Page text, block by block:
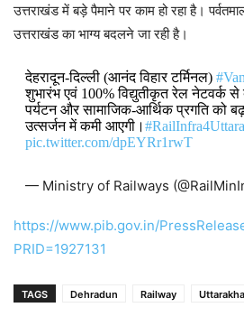
उत्तराखंड में बड़े पैमाने पर काम हो रहा है।
उत्तराखंड का भाग्य बदलने जा रही है।
देहरादून-दिल्ली (आनंद विहार टर्मिनल)
शुभारंभ एवं 100% विद्युतीकृत रेल नेटवर्क से
पर्यटन और सामाजिक-आर्थिक प्रगति को
उत्सर्जन में कमी आएगी।
pic.twitter.com/dpEYRr1rwT
— Ministry of Railways
https://www.pib.gov.in/
PRID=1927131
TAGS Dehradun Railway